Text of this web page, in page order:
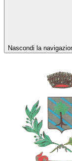
Nascondi la